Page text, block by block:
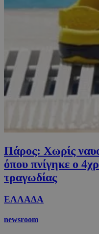
Πάρος: Χωρίς
όπου πνίγηκε ο
τραγωδίας
ΕΛΛΑΔΑ
newsroom